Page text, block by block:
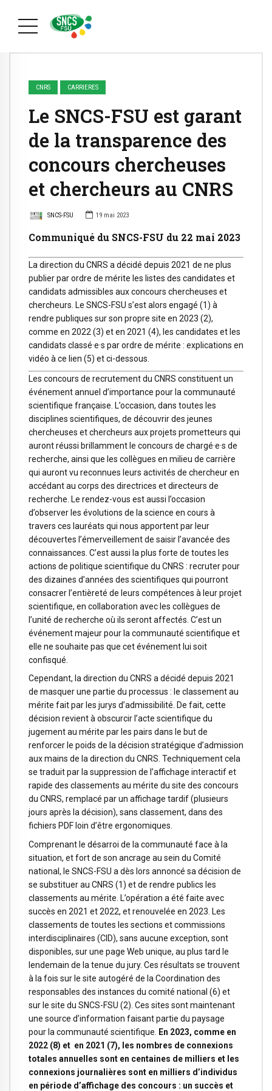
CNRS CARRIERES
Le SNCS-FSU est garant
de la transparence des
concours chercheuses
et chercheurs au CNRS
SNCS-FSU 19 mai 2023
Communiqué du SNCS-FSU du 22 mai 2023
La direction du CNRS a décidé depuis 2021 de ne plus
publier par ordre de mérite les listes des candidates et
candidats admissibles aux concours chercheuses et
chercheurs. Le SNCS-FSU s’est alors engagé (1) à
rendre publiques sur son propre site en 2023 (2),
comme en 2022 (3) eten 2021 (4), les candidates et les
candidats classé·e·s par ordre de mérite : explications en
vidéo à ce lien (5) et ci-dessous.
Les concours de recrutement du CNRS constituent un
événement annuel d’importance pour la communauté
scientifique française. L’occasion, dans toutes les
disciplines scientifiques, de découvrir des jeunes
chercheuses et chercheurs aux projets prometteurs qui
auront réussi brillamment le concours de chargé·e·s de
recherche, ainsi que les collègues en milieu de carrière
qui auront vu reconnues leurs activités de chercheur en
accédant au corps des directrices et directeurs de
recherche. Le rendez-vous est aussi l’occasion
d’observer les évolutions de la science en cours à
travers ces lauréats qui nous apportent par leur
découvertes l’émerveillement de saisir l’avancée des
connaissances. C’est aussi la plus forte de toutes les
actions de politique scientifique du CNRS : recruter pour
des dizaines d’années des scientifiques qui pourront
consacrer l’entièreté de leurs compétences à leur projet
scientifique, en collaboration avec les collègues de
l’unité de recherche où ils seront affectés. C’est un
événement majeur pour la communauté scientifique et
elle ne souhaite pas que cet événement lui soit
confisqué.
Cependant, la direction du CNRS a décidé depuis 2021
de masquer une partie du processus : le classement au
mérite fait par les jurys d’admissibilité. De fait, cette
décision revient à obscurcir l’acte scientifique du
jugement au mérite par les pairs dans le but de
renforcer le poids de la décision stratégique d’admission
aux mains de la direction du CNRS. Techniquement cela
se traduit par la suppression de l’affichage interactif et
rapide des classements au mérite du site des concours
du CNRS, remplacé par un affichage tardif (plusieurs
jours après la décision), sans classement, dans des
fichiers PDF loin d’être ergonomiques.
Comprenant le désarroi de la communauté face à la
situation, et fort de son ancrage au sein du Comité
national, le SNCS-FSU a dès lors annoncé sa décision de
se substituer au CNRS (1) et de rendre publics les
classements au mérite. L’opération a été faite avec
succès en 2021 et 2022, et renouvelée en 2023. Les
classements de toutes les sections et commissions
interdisciplinaires (CID), sans aucune exception, sont
disponibles, sur une page Web unique, au plus tard le
lendemain de la tenue du jury. Ces résultats se trouvent
à la fois sur le site autogéré de la Coordination des
responsables des instances du comité national (6) et
sur le site du SNCS-FSU (2). Ces sites sont maintenant
une source d’information faisant partie du paysage
pour la communauté scientifique.
En 2023, comme en
2022 (8) et en 2021 (7), les nombres de connexions
totales annuelles sont en centaines de milliers et les
connexions journalières sont en milliers d’individus
en période d’affichage des concours : un succès et